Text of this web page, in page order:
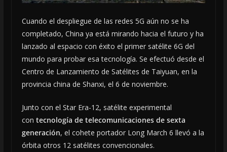
Cuando el despliegue de las redes 5G aún no se ha
completado, China ya está mirando hacia el futuro y ha
lanzado al espacio con éxito el primer satélite 6G del
mundo para probar esa tecnología. Se efectuó desde el
Centro de Lanzamiento de Satélites de Taiyuan, en la
provincia china de Shanxi, el 6 de noviembre.
Junto con el Star Era-12, satélite experimental
con tecnología de telecomunicaciones de sexta
generación, el cohete portador Long March 6 llevó a la
órbita otros 12 satélites convencionales.